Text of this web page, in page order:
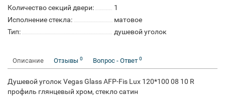
Количество секций двери:
1
Исполнение стекла:
матовое
Тип:
душевой уголок
Описание Отзывы 0 Вопрос - Ответ 0
Душевой уголок Vegas Glass AFP-Fis Lux 120*100 08 10 R
профиль глянцевый хром, стекло сатин